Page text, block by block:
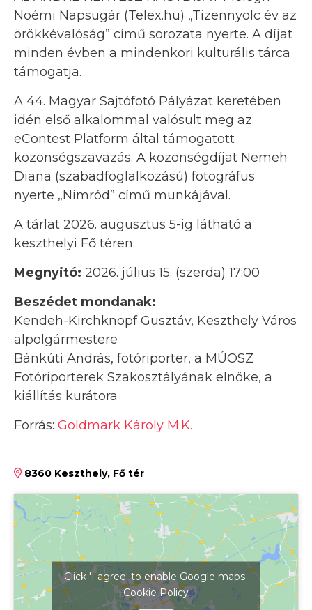
Noémi Napsugár (Telex.hu) „Tizennyolc év az
örökkévalóság” című sorozata nyerte. A díjat
minden évben a mindenkori kulturális tárca
támogatja.
A 44. Magyar Sajtófotó Pályázat keretében
idén első alkalommal valósult meg az
eContest Platform által támogatott
közönségszavazás. A közönségdíjat Nemeh
Diana (szabadfoglalkozású) fotográfus
nyerte „Nimród” című munkájával.
A tárlat 2026. augusztus 5-ig látható a
keszthelyi Fő téren.
Megnyitó: 2026. július 15. (szerda) 17:00
Beszédet mondanak:
Kendeh-Kirchknopf Gusztáv, Keszthely Város
alpolgármestere
Bánkúti András, fotóriporter, a MÚOSZ
Fotóriporterek Szakosztályának elnöke, a
kiállítás kurátora
Forrás: Goldmark Károly M.K.
8360 Keszthely, Fő tér
Kattints ide a térkép megjelenítéséhez
Click 'I agree' to enable Google maps
Cookie Policy